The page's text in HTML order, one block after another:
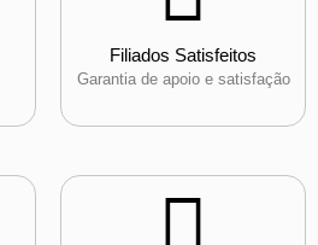
Filiados Satisfeitos
Garantia de apoio e satisfação